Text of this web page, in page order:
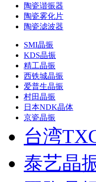
陶瓷谐振器
陶瓷雾化片
陶瓷滤波器
SMI晶振
KDS晶振
精工晶振
西铁城晶振
爱普生晶振
村田晶振
日本NDK晶体
京瓷晶振
台湾
泰艺晶